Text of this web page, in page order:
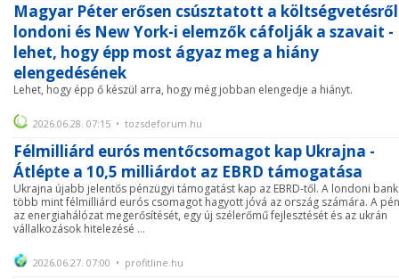
Magyar Péter erősen csúsztatott a
londoni és New York-i elemzők cáfolják a szavait -
lehet, hogy épp most ágyaz meg a hiány
elengedésének
Lehet, hogy épp ő készül arra, hogy még jobban elengedje a hiányt.
2026.06.28. 07:15 • tozsdeforum.hu
Félmilliárd eurós mentőcsomagot kap Ukrajna -
Átlépte a 10,5 milliárdot az EBRD támogatása
Ukrajna újabb jelentős pénzügyi támogatást kap az EBRD-től. A londoni bank
több mint félmilliárd eurós csomagot hagyott jóvá az ország számára. A
az energiahálózat megerősítését, egy új szélerőmű fejlesztését és az ukrán
vállalkozások hitelezésé ...
2026.06.27. 07:00 • profitline.hu